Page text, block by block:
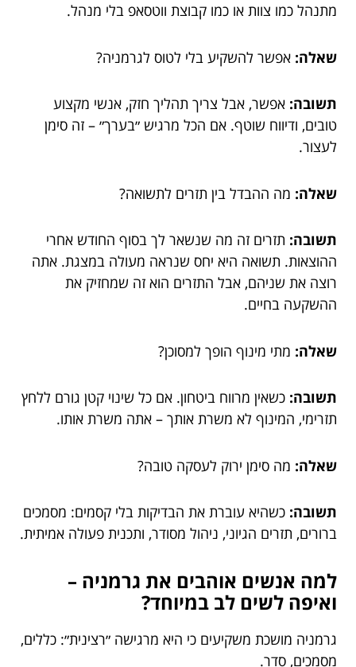
מתנהל כמו צוות או כמו קבוצת ווטסאפ בלי מנהל.
שאלה: אפשר להשקיע בלי לטוס לגרמניה?
תשובה: אפשר, אבל צריך תהליך חזק, אנשי מקצוע
טובים, ודיווח שוטף. אם הכל מרגיש ״בערך״ – זה סימן
לעצור.
שאלה: מה ההבדל בין תזרים לתשואה?
תשובה: תזרים זה מה שנשאר לך בסוף החודש אחרי
ההוצאות. תשואה היא יחס שנראה מעולה במצגת. אתה
רוצה את שניהם, אבל התזרים הוא זה שמחזיק את
ההשקעה בחיים.
שאלה: מתי מינוף הופך למסוכן?
תשובה: כשאין מרווח ביטחון. אם כל שינוי קטן גורם ללחץ
תזרימי, המינוף לא משרת אותך – אתה משרת אותו.
שאלה: מה סימן ירוק לעסקה טובה?
תשובה: כשהיא עוברת את הבדיקות בלי קסמים: מסמכים
ברורים, תזרים הגיוני, ניהול מסודר, ותכנית פעולה אמיתית.
למה אנשים אוהבים את גרמניה –
ואיפה לשים לב במיוחד?
גרמניה מושכת משקיעים כי היא מרגישה ״רצינית״: כללים,
מסמכים, סדר.